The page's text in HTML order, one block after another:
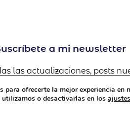
a mi newsletter
las actualizaciones, posts
y mucho más.
para ofrecerte la mejor experiencia en
utilizamos o desactivarlas en los ajustes